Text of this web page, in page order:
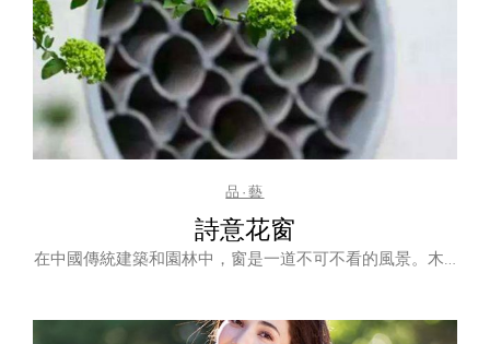
品·藝
詩意花窗
在中國傳統建築和園林中，窗是一道不可不看的風景。木…